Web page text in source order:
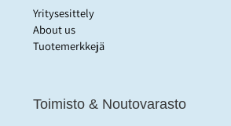
Yritysesittely
About us
Tuotemerkkejä
Toimisto & Noutovarasto